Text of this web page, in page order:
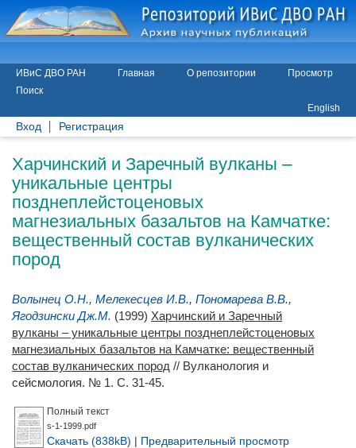
ИВиС ДВО РАН Главная О репозитории
Просмотр
Поиск
English
Вход Регистрация
Харчинский и Заречный вулканы –
уникальные центры
позднеплейстоценовых
магнезиальных базальтов на Камчатке:
вещественный состав вулканических
пород
Волынец О.Н., Мелекесцев И.В., Пономарева В.В.,
Ягодзински Дж.М. (1999) Харчинский и Заречный
вулканы – уникальные центры позднеплейстоценовых
магнезиальных базальтов на Камчатке: вещественный
состав вулканических пород // Вулканология и
сейсмология. № 1. С. 31-45.
Полный текст
s-1-1999.pdf
Скачать (838kB) | Предварительный просмотр